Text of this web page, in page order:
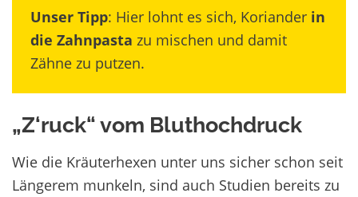
Unser Tipp: Hier lohnt es sich, Koriander in
die Zahnpasta zu mischen und damit
Zähne zu putzen.
„Z‘ruck“ vom Bluthochdruck
Wie die Kräuterhexen unter uns sicher schon seit
Längerem munkeln, sind auch Studien bereits zu